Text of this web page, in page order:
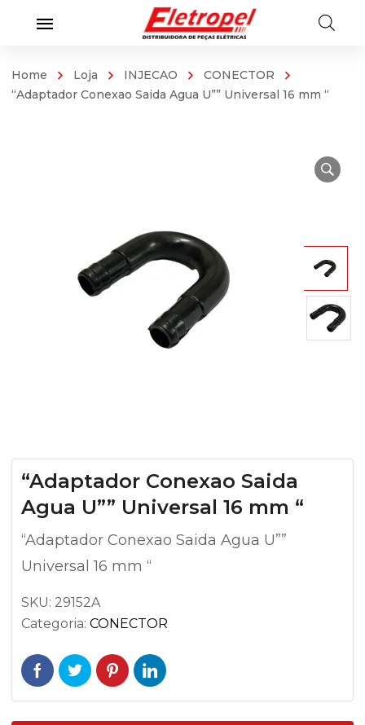
Home Loja INJECAO
CONECTOR
“Adaptador Conexao Saida Agua U”” Universal 16 mm “
“Adaptador Conexao Saida
Agua U”” Universal 16 mm “
“Adaptador Conexao Saida Agua U””
Universal 16 mm “
SKU: 29152A
Categoria: CONECTOR